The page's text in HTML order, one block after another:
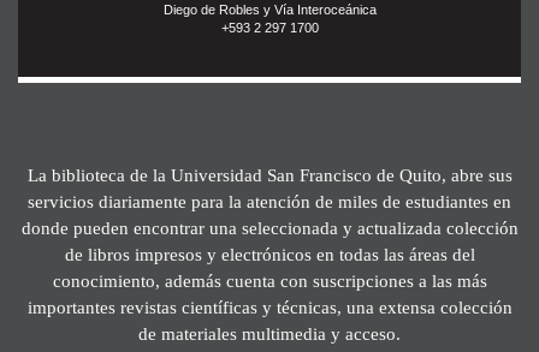
Diego de Robles y Vía Interoceánica
+593 2 297 1700
La biblioteca de la Universidad San Francisco de Quito, abre sus
servicios diariamente para la atención de miles de estudiantes en
donde pueden encontrar una seleccionada y actualizada colección
de libros impresos y electrónicos en todas las áreas del
conocimiento, además cuenta con suscripciones a las más
importantes revistas científicas y técnicas, una extensa colección
de materiales multimedia y acceso.